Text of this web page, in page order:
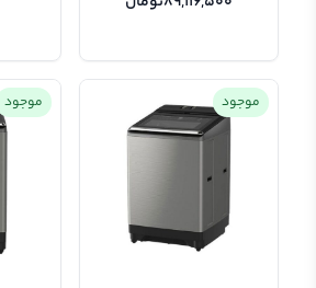
موجود موجود